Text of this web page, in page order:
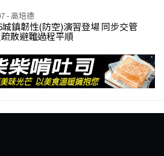
- 高培德
城鎮韌性(防空)演習登場 同步交管
散避難過程平順